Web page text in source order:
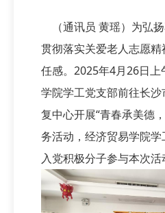
（通讯员 黄瑶）为弘
贯彻落实关爱老人志愿
任感。2025年4月26日
学院学工党支部前往长
复中心开展“青春承美德
务活动，经济贸易学院
入党积极分子参与本次活